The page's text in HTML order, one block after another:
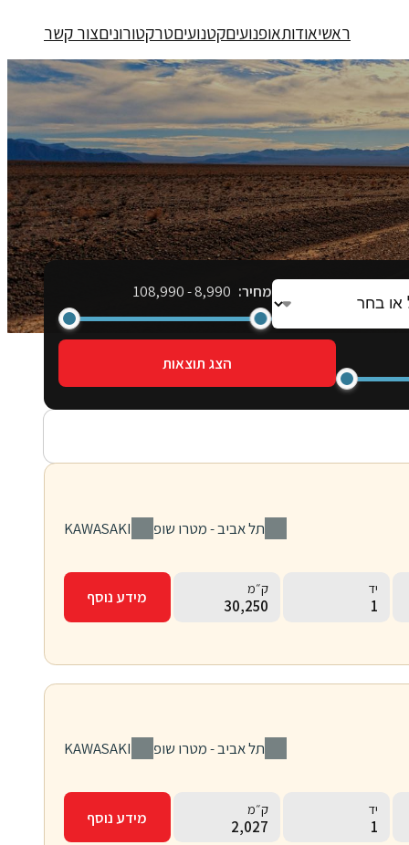
ראשיאודותאופנועיםקטנועיםטרקטורוניםצור קשר
מחיר: 8,990
-
108,990
סניף
תל אביב - מטרו שופ יצרן
KAWASAKI
יד
1
ק״מ
30,250 מידע נוסף
סניף
תל אביב - מטרו שופ יצרן
KAWASAKI
יד
1
ק״מ
2,027 מידע נוסף